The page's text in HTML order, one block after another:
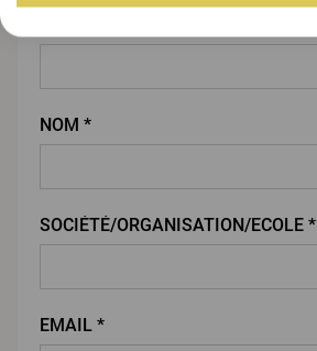
NOM *
SOCIÉTÉ/ORGANISATION/ECOLE *
EMAIL *